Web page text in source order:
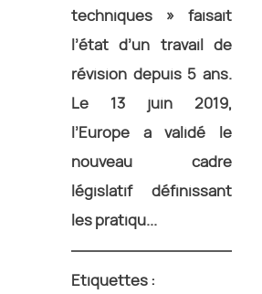
techniques » faisait
l’état d’un travail de
révision depuis 5 ans.
Le 13 juin 2019,
l’Europe a validé le
nouveau cadre
législatif définissant
les pratiqu...
Etiquettes :